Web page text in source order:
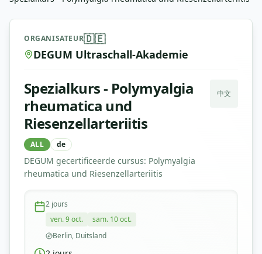
Spezialkurs - Polymyalgia rheumatica und
ORGANISATEUR🇩🇪
DEGUM Ultraschall-Akademie
Spezialkurs - Polymyalgia
rheumatica und
Riesenzellarteriitis
中文
ALL de
DEGUM gecertificeerde cursus: Polymyalgia
rheumatica und Riesenzellarteriitis
2 jours
ven. 9 oct.
sam. 10 oct.
Berlin, Duitsland